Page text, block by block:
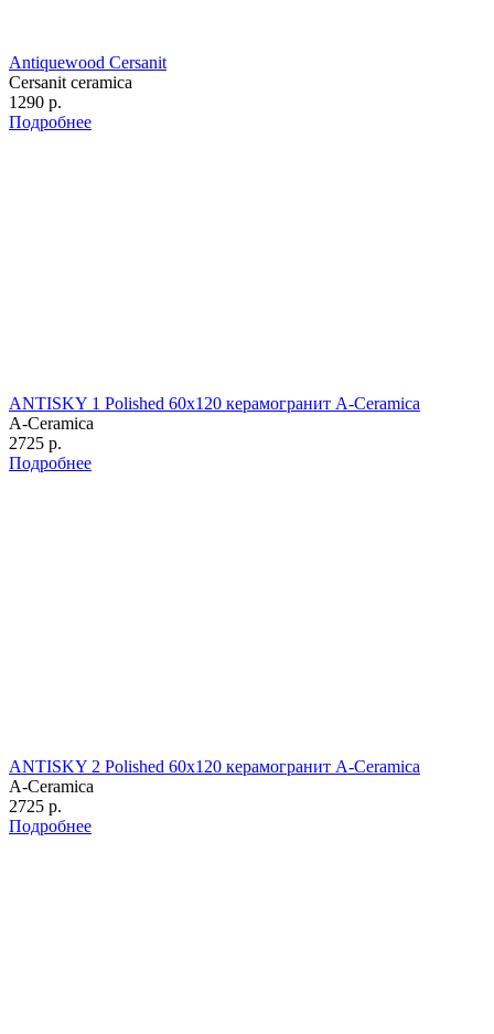
Antiquewood Cersanit
Cersanit ceramica
1290 р.
Подробнее
ANTISKY 1 Polished 60х120 керамогранит A-Ceramica
A-Ceramica
2725 р.
Подробнее
ANTISKY 2 Polished 60х120 керамогранит A-Ceramica
A-Ceramica
2725 р.
Подробнее